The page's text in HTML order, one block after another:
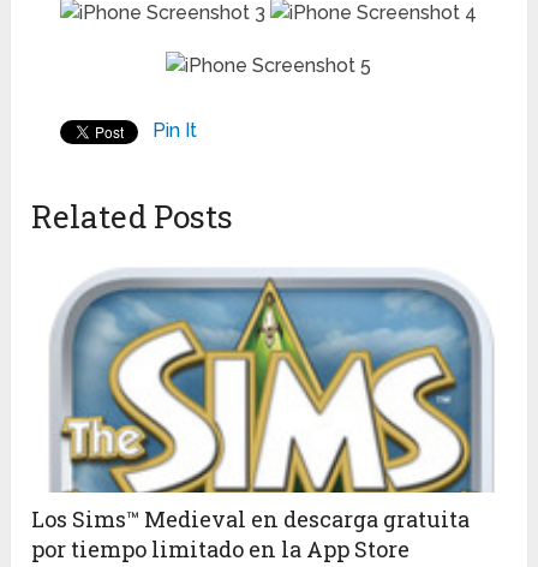
Pin It
Related Posts
Los Sims™ Medieval en descarga gratuita
por tiempo limitado en la App Store